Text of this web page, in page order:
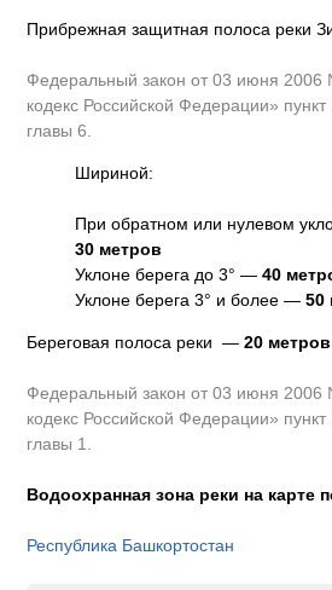
Прибрежная защитная полоса реки
Федеральный закон от 03 июня
кодекс Российской Федерации» пункт
главы 6.
Шириной:
При обратном или нулевом
30 метров
Уклоне берега до 3° —40
Уклоне берега 3° и более —50
Береговая полоса реки —20 метров
Федеральный закон от 03 июня
кодекс Российской Федерации» пункт
главы 1.
Водоохранная зона реки на карте
Республика Башкортостан